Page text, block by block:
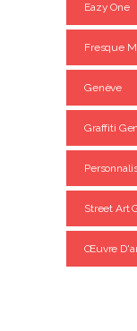
Eazy One
Fresque
Genève
Graffiti
Street Art
Œuvre